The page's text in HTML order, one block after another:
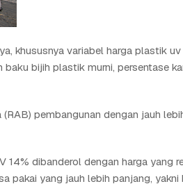
khususnya variabel harga plastik uv
bijih plastik murni, persentase
pembangunan dengan jauh
14% dibanderol dengan harga yang
pakai yang jauh lebih panjang, yakni